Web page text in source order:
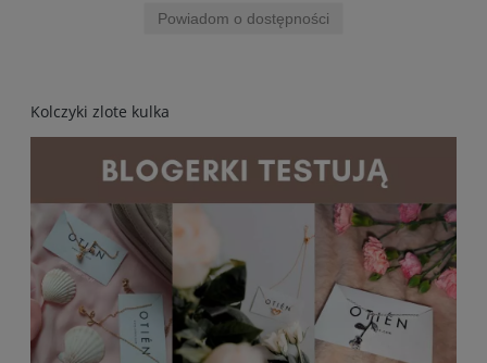
Powiadom o dostępności
Kolczyki zlote kulka